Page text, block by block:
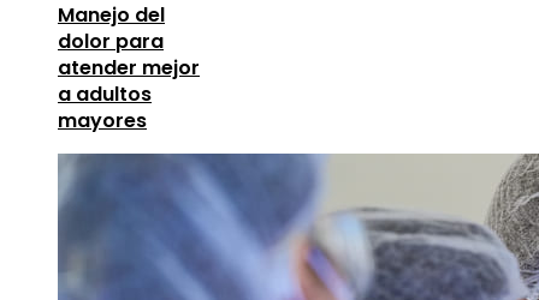
Manejo del
dolor para
atender mejor
a adultos
mayores